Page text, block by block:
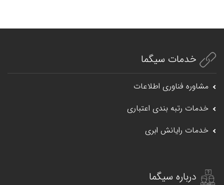
خدمات سیگما
مشاوره فناوری اطلاعات
خدمات رتبه بندی اعتباری
خدمات رایانش ابری
درباره سیگما